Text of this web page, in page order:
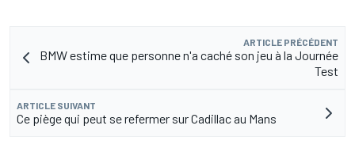
ARTICLE PRÉCÉDENT
BMW estime que personne n'a caché son jeu à la Journée
Test
ARTICLE SUIVANT
Ce piège qui peut se refermer sur Cadillac au Mans